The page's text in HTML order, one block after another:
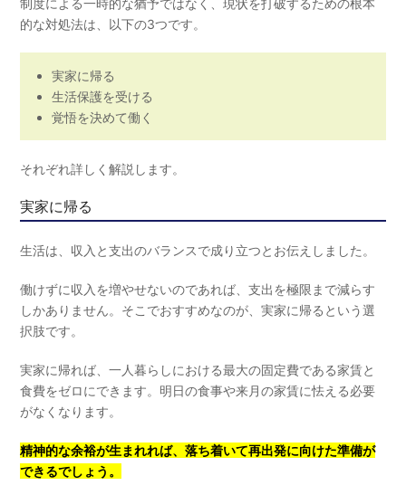
制度による一時的な猶予ではなく、現状を打破するための根本
的な対処法は、以下の3つです。
実家に帰る
生活保護を受ける
覚悟を決めて働く
それぞれ詳しく解説します。
実家に帰る
生活は、収入と支出のバランスで成り立つとお伝えしました。
働けずに収入を増やせないのであれば、支出を極限まで減らす
しかありません。そこでおすすめなのが、実家に帰るという選
択肢です。
実家に帰れば、一人暮らしにおける最大の固定費である家賃と
食費をゼロにできます。明日の食事や来月の家賃に怯える必要
がなくなります。
精神的な余裕が生まれれば、落ち着いて再出発に向けた準備が
できるでしょう。